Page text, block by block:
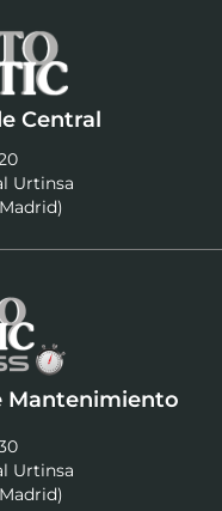
Central
Urtinsa
Mantenimiento
Urtinsa